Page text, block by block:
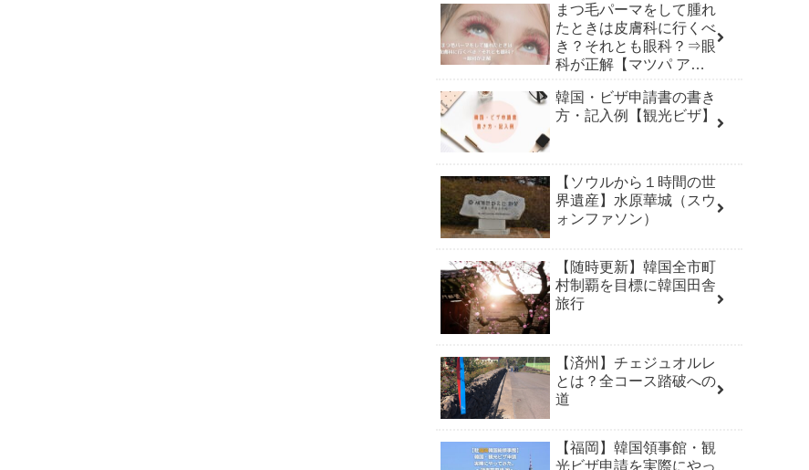
まつ毛パーマをして腫れ
たときは皮膚科に行くべ
き？それとも眼科？⇒眼
科が正解【マツパ アレ
韓国・ビザ申請書の書き
方・記入例【観光ビザ】
【ソウルから１時間の世
界遺産】水原華城（スウ
ォンファソン）
【随時更新】韓国全市町
村制覇を目標に韓国田舎
旅行
【済州】チェジュオルレ
とは？全コース踏破への
道
【福岡】韓国領事館・観
光ビザ申請を実際にやっ